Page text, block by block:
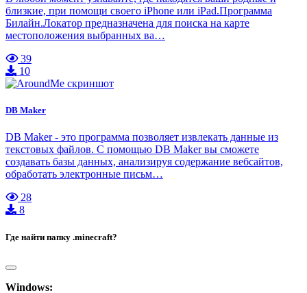
близкие, при помощи своего iPhone или iPad.Программа
Билайн.Локатор предназначена для поиска на карте
местоположения выбранных ва…
39
10
DB Maker
DB Maker - это программа позволяет извлекать данные из
текстовых файлов. С помощью DB Maker вы сможете
создавать базы данных, анализируя содержание вебсайтов,
обработать электронные письм…
28
8
Где найти папку .minecraft?
Windows: